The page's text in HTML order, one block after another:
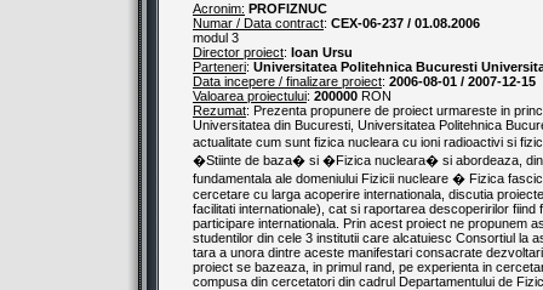
Acronim: PROFIZNUC
Numar / Data contract: CEX-06-237 / 01.08.2006
modul 3
Director proiect: Ioan Ursu
Parteneri: Universitatea Politehnica Bucuresti
Data incepere / finalizare proiect: 2006-08-01 / 2007-12-15
Valoarea proiectului: 200000 RON
Rezumat: Prezenta propunere de proiect urmareste in
Universitatea din Bucuresti, Universitatea Politehnica
actualitate cum sunt fizica nucleara cu ioni radioactivi si
�Stiinte de baza� si �Fizica nucleara� si abordeaza,
fundamentala ale domeniului Fizicii nucleare � Fizica
cercetare cu larga acoperire internationala, discutia
facilitati internationale), cat si raportarea descoperirilor
participare internationala. Prin acest proiect ne propunem
studentilor din cele 3 institutii care alcatuiesc Consortiul la
tara a unora dintre aceste manifestari consacrate
proiect se bazeaza, in primul rand, pe experienta in
compusa din cercetatori din cadrul Departamentului de